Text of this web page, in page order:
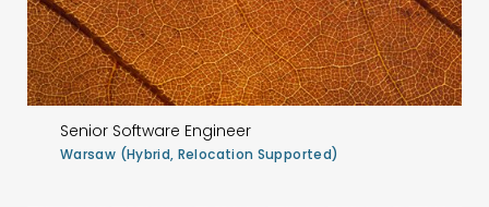
Senior Software Engineer
Warsaw (Hybrid, Relocation Supported)